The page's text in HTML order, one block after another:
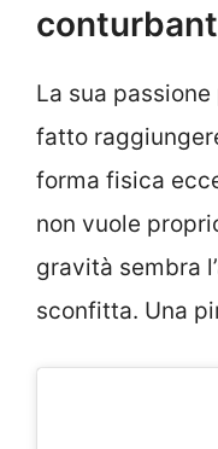
La sua
fatto
forma fisica
non vuole
gravità sembra
sconfitta. Una